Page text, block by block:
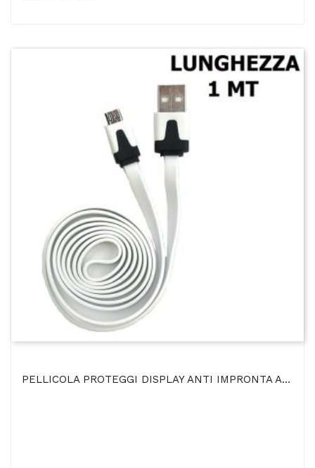
PELLICOLA PROTEGGI DISPLAY ANTI IMPRONTA APPLE IPOD TOUCH 4ª GENERAZIONE